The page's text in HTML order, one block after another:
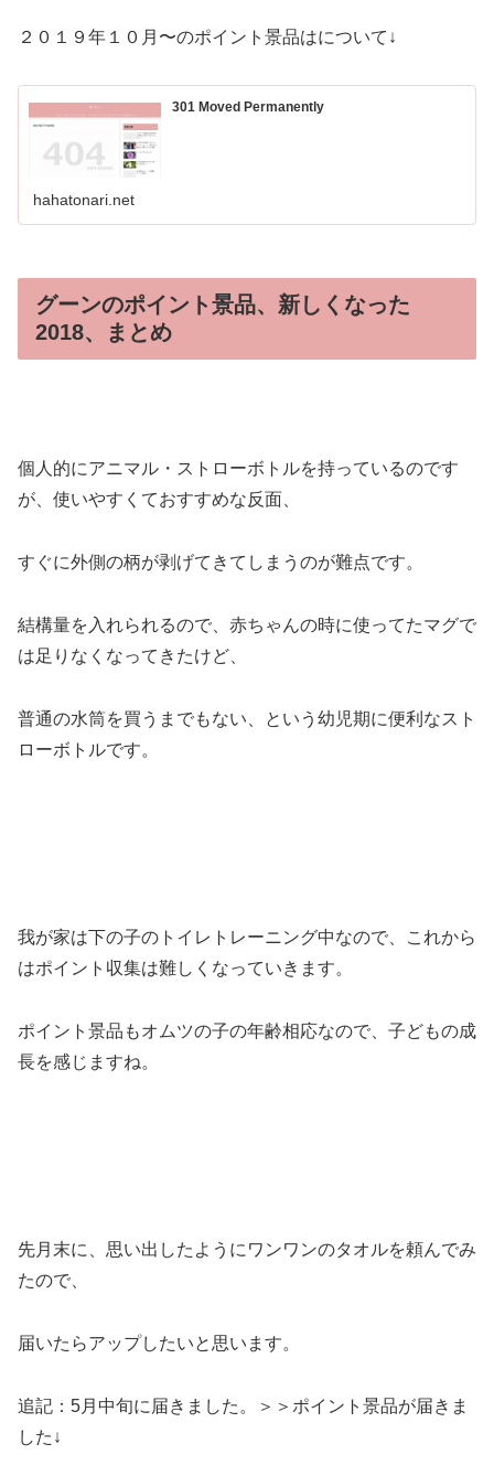
２０１９年１０月〜のポイント景品はについて↓
301 Moved Permanently
hahatonari.net
グーンのポイント景品、新しくなった
2018、まとめ
個人的にアニマル・ストローボトルを持っているのです
が、使いやすくておすすめな反面、
すぐに外側の柄が剥げてきてしまうのが難点です。
結構量を入れられるので、赤ちゃんの時に使ってたマグで
は足りなくなってきたけど、
普通の水筒を買うまでもない、という幼児期に便利なスト
ローボトルです。
我が家は下の子のトイレトレーニング中なので、これから
はポイント収集は難しくなっていきます。
ポイント景品もオムツの子の年齢相応なので、子どもの成
長を感じますね。
先月末に、思い出したようにワンワンのタオルを頼んでみ
たので、
届いたらアップしたいと思います。
追記：5月中旬に届きました。＞＞ポイント景品が届きま
した↓